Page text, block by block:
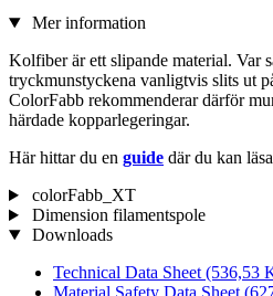
Mer information
Kolfiber är ett slipande material. Var
tryckmunstyckena vanligtvis slits ut
ColorFabb rekommenderar därför
härdade kopparlegeringar.
Här hittar du en guide där du kan
colorFabb_XT
Dimension filamentspole
Downloads
Technical Data Sheet (536,53
Material Safety Data Sheet